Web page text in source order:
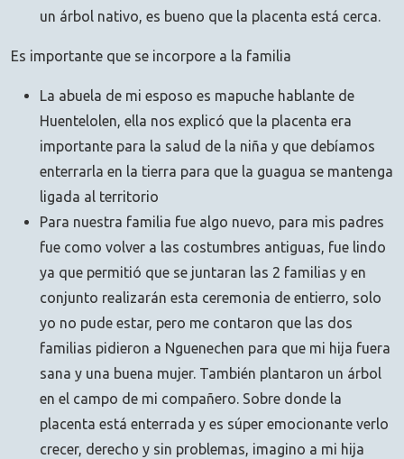
un árbol nativo, es bueno que la placenta está cerca.
Es importante que se incorpore a la familia
La abuela de mi esposo es mapuche hablante de
Huentelolen, ella nos explicó que la placenta era
importante para la salud de la niña y que debíamos
enterrarla en la tierra para que la guagua se mantenga
ligada al territorio
Para nuestra familia fue algo nuevo, para mis padres
fue como volver a las costumbres antiguas, fue lindo
ya que permitió que se juntaran las 2 familias y en
conjunto realizarán esta ceremonia de entierro, solo
yo no pude estar, pero me contaron que las dos
familias pidieron a Nguenechen para que mi hija fuera
sana y una buena mujer. También plantaron un árbol
en el campo de mi compañero. Sobre donde la
placenta está enterrada y es súper emocionante verlo
crecer, derecho y sin problemas, imagino a mi hija